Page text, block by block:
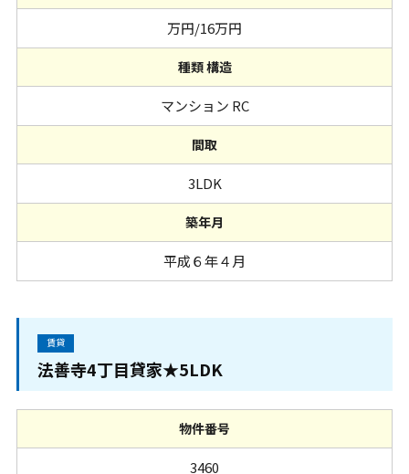
万円/16万円
種類 構造
マンション RC
間取
3LDK
築年月
平成６年４月
賃貸
法善寺4丁目貸家★5LDK
物件番号
3460